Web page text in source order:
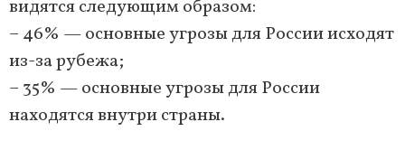
видятся следующим образом:
– 46% — основные угрозы для России исходят
из-за рубежа;
– 35% — основные угрозы для России
находятся внутри страны.